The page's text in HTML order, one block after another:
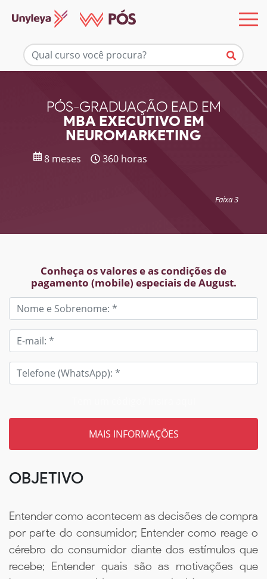
PÓS-GRADUAÇÃO EAD EM
MBA EXECUTIVO EM
NEUROMARKETING
8 meses 360 horas
Faixa 3
Conheça os valores e as condições de
pagamento (mobile) especiais de August.
Mais informações
OBJETIVO
Entender como acontecem as decisões de compra
por parte do consumidor; Entender como reage o
cérebro do consumidor diante dos estímulos que
recebe; Entender quais são as motivações que